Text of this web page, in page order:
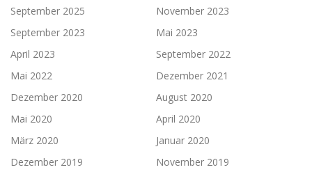
September 2025
November 2023
September 2023
Mai 2023
April 2023
September 2022
Mai 2022
Dezember 2021
Dezember 2020
August 2020
Mai 2020
April 2020
März 2020
Januar 2020
Dezember 2019
November 2019